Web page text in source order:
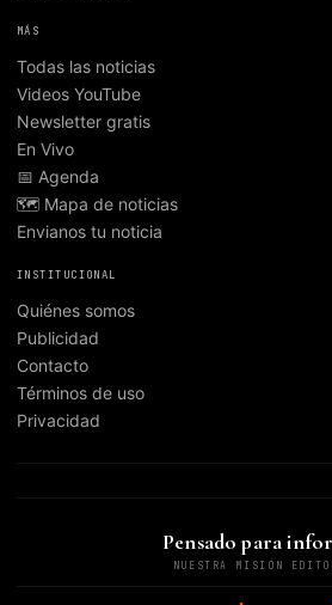
MÁS
Todas las noticias
Videos YouTube
Newsletter gratis
En Vivo
📅 Agenda
🗺️ Mapa de noticias
Envianos tu noticia
INSTITUCIONAL
Quiénes somos
Publicidad
Contacto
Términos de uso
Privacidad
Pensado para
NUESTRA MISIÓN